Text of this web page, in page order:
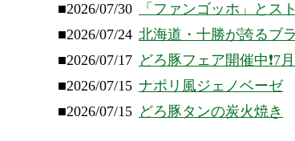
■2026/07/30
「ファンゴッホ」とス
■2026/07/24 北海道・十勝が誇るブ
■2026/07/17 どろ豚フェア開催中❗️7
■2026/07/15 ナポリ風ジェノベーゼ
■2026/07/15 どろ豚タンの炭火焼き